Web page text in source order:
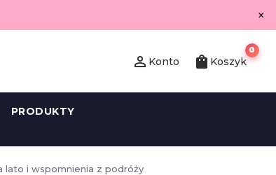
×
person_outline Konto shopping_bag Koszyk
0
PRODUKTY
lato i wspomnienia z podróży